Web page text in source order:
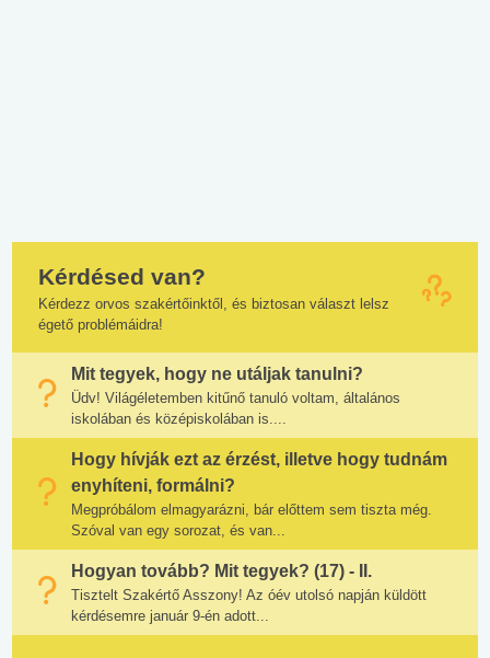
Kérdésed van?
Kérdezz orvos szakértőinktől, és biztosan választ lelsz
égető problémáidra!
Mit tegyek, hogy ne utáljak tanulni?
Üdv! Világéletemben kitűnő tanuló voltam, általános
iskolában és középiskolában is....
Hogy hívják ezt az érzést, illetve hogy tudnám
enyhíteni, formálni?
Megpróbálom elmagyarázni, bár előttem sem tiszta még.
Szóval van egy sorozat, és van...
Hogyan tovább? Mit tegyek? (17) - II.
Tisztelt Szakértő Asszony! Az óév utolsó napján küldött
kérdésemre január 9-én adott...